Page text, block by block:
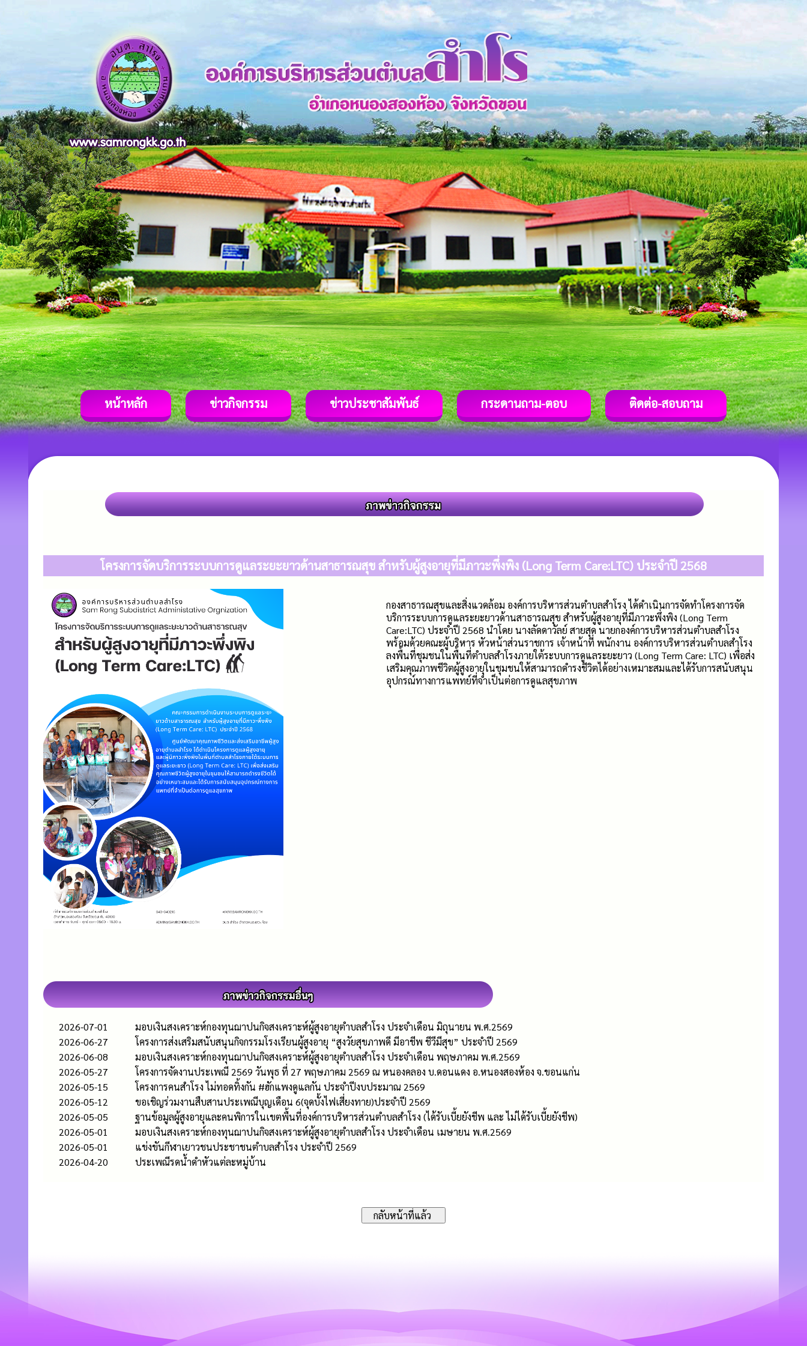
หน้าหลัก ข่าวกิจกรรม ข่าวประชาสัมพันธ์ กระดานถาม-ตอบ ติดต่อ-สอบถาม
โครงการจัดบริการระบบการดูแลระยะยาวด้านสาธารณสุข สำหรับผู้สูงอายุที่มีภาวะพึ่งพิง (Long Term Care:LTC) ประจำปี 2568
กองสาธารณสุขและสิ่งแวดล้อม องค์การบริหารส่วนตำบลสำโรง ได้ดำเนินการจัดทำโครงการจัด
บริการระบบการดูแลระยะยาวด้านสาธารณสุข สำหรับผู้สูงอายุที่มีภาวะพึ่งพิง (Long Term
Care:LTC) ประจำปี 2568 นำโดย นางลัดดาวัลย์ สายสุด นายกองค์การบริหารส่วนตำบลสำโรง
พร้อมด้วยคณะผู้บริหาร หัวหน้าส่วนราชการ เจ้าหน้าที่ พนักงาน องค์การบริหารส่วนตำบลสำโรง
ลงพื้นที่ชุมชนในพื้นที่ตำบลสำโรงภายใต้ระบบการดูแลระยะยาว (Long Term Care: LTC) เพื่อส่ง
เสริมคุณภาพชีวิตผู้สูงอายุในชุมชนให้สามารถดำรงชีวิตได้อย่างเหมาะสมและได้รับการสนับสนุน
อุปกรณ์ทางการแพทย์ที่จำเป็นต่อการดูแลสุขภาพ
2026-07-01
มอบเงินสงเคราะห์กองทุนฌาปนกิจสงเคราะห์ผู้สูงอายุตำบลสำโรง ประจำเดือน มิถุนายน พ.ศ.2569
2026-06-27
โครงการส่งเสริมสนับสนุนกิจกรรมโรงเรียนผู้สูงอายุ “สูงวัยสุขภาพดี มีอาชีพ ชีวีมีสุข” ประจำปี 2569
2026-06-08
มอบเงินสงเคราะห์กองทุนฌาปนกิจสงเคราะห์ผู้สูงอายุตำบลสำโรง ประจำเดือน พฤษภาคม พ.ศ.2569
2026-05-27
โครงการจัดงานประเพณี 2569 วันพุธ ที่ 27 พฤษภาคม 2569 ณ หนองคลอง บ.ดอนแดง อ.หนองสองห้อง จ.ขอนแก่น
2026-05-15
โครงการคนสำโรง ไม่ทอดทิ้งกัน #ฮักแพงดูแลกัน ประจำปีงบประมาณ 2569
2026-05-12
ขอเชิญร่วมงานสืบสานประเพณีบุญเดือน 6(จุดบั้งไฟเสี่ยงทาย)ประจำปี 2569
2026-05-05
ฐานข้อมูลผู้สูงอายุและคนพิการในเขตพื้นที่องค์การบริหารส่วนตำบลสำโรง (ได้รับเบี้ยยังชีพ และ ไม่ได้รับเบี้ยยังชีพ)
2026-05-01
มอบเงินสงเคราะห์กองทุนฌาปนกิจสงเคราะห์ผู้สูงอายุตำบลสำโรง ประจำเดือน เมษายน พ.ศ.2569
2026-05-01
แข่งขันกีฬาเยาวชนประชาชนตำบลสำโรง ประจำปี 2569
2026-04-20
ประเพณีรดน้ําดําหัวแต่ละหมู่บ้าน